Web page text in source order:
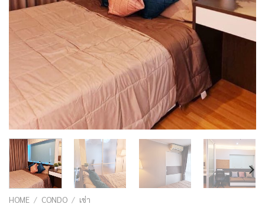
HOME / CONDO / เช่า